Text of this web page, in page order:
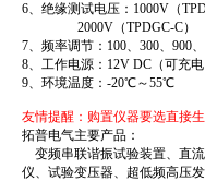
6、绝缘测试电压：1000V（
2000V（TPDGC-C）
7、频率调节：100、300、900
8、工作电源：12V DC（可充电
9、环境温度：-20℃～55℃
友情提醒：购置仪器要选直接
拓普电气主要产品：
变频串联谐振试验装置、直
仪、试验变压器、超低频高压